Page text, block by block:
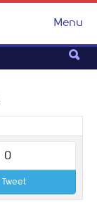
Menu
0
Tweet